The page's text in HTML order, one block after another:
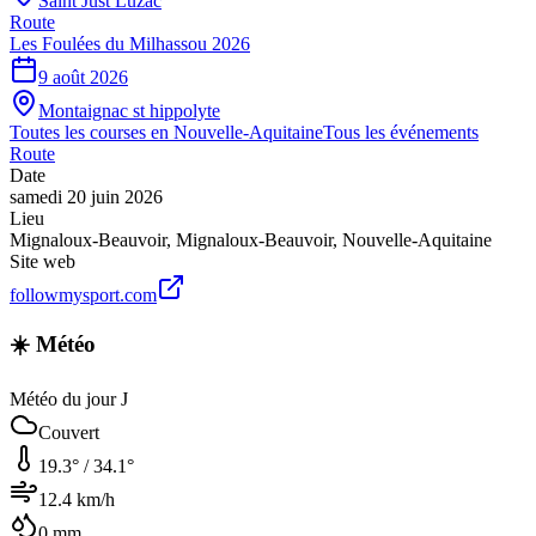
Route
Les Foulées du Milhassou 2026
9 août 2026
Montaignac st hippolyte
Toutes les courses en Nouvelle-AquitaineTous les événements
Route
Date
samedi 20 juin 2026
Lieu
Mignaloux-Beauvoir, Mignaloux-Beauvoir, Nouvelle-Aquitaine
Site web
followmysport.com
☀️ Météo
Météo du jour J
Couvert
19.3° /34.1°
12.4 km/h